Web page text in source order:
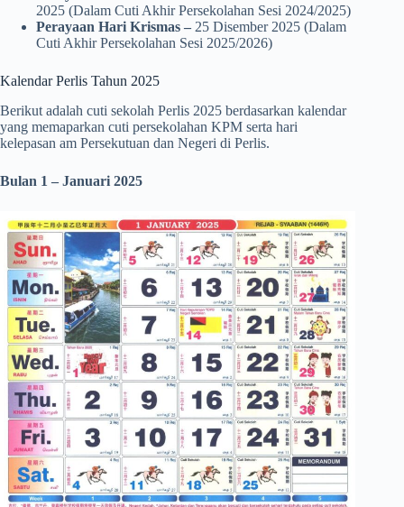
2025 (Dalam Cuti Akhir Persekolahan Sesi 2024/2025)
Perayaan Hari Krismas – 25 Disember 2025 (Dalam
Cuti Akhir Persekolahan Sesi 2025/2026)
Kalendar Perlis Tahun 2025
Berikut adalah cuti sekolah Perlis 2025 berdasarkan kalendar
yang memaparkan cuti persekolahan KPM serta hari
kelepasan am Persekutuan dan Negeri di Perlis.
Bulan 1 – Januari 2025